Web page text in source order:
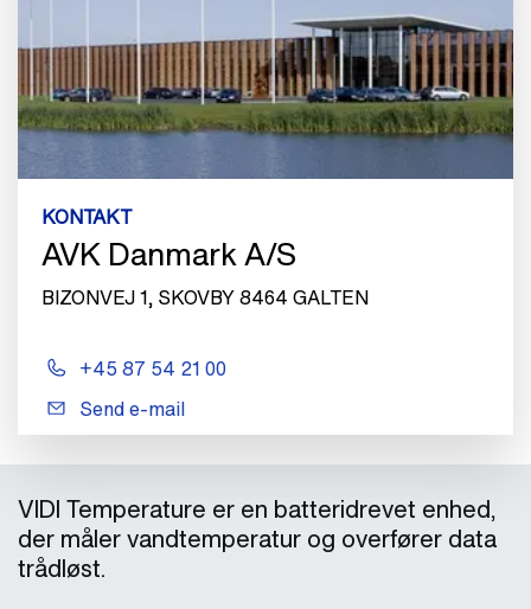
KONTAKT
AVK Danmark A/S
BIZONVEJ 1, SKOVBY 8464 GALTEN
+45 87 54 21 00
Send e-mail
VIDI Temperature er en batteridrevet enhed,
der måler vandtemperatur og overfører data
trådløst.